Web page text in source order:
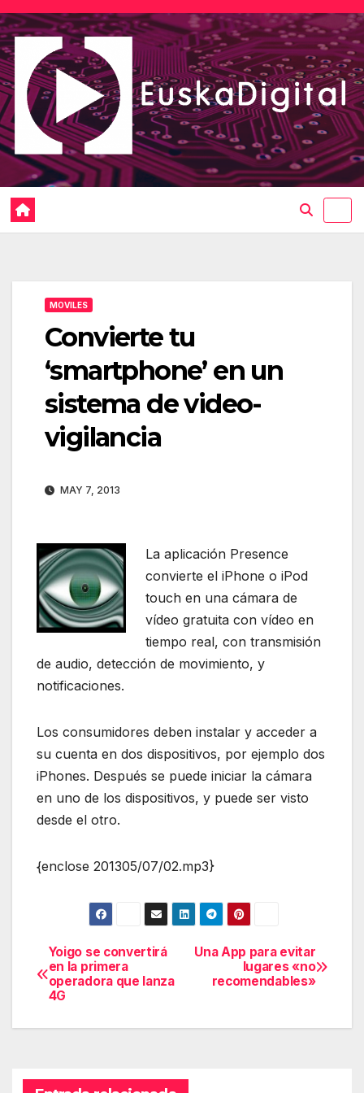
Saltar
al
contenido
MOVILES
Convierte tu
‘smartphone’ en un
sistema de video-
vigilancia
MAY 7, 2013
La aplicación Presence
convierte el iPhone o iPod
touch en una cámara de
vídeo gratuita con vídeo en
tiempo real, con transmisión
de audio, detección de movimiento, y
notificaciones.
Los consumidores deben instalar y acceder a
su cuenta en dos dispositivos, por ejemplo dos
iPhones. Después se puede iniciar la cámara
en uno de los dispositivos, y puede ser visto
desde el otro.
{enclose 201305/07/02.mp3}
Navegación
de
entradas
Una App para evitar
lugares «no
recomendables»
Yoigo se convertirá
en la primera
operadora que lanza
4G